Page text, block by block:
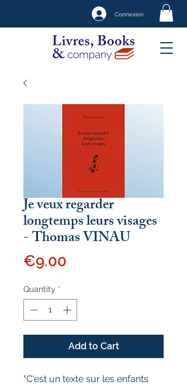
Connexion
Je veux regarder
longtemps leurs visages
- Thomas VINAU
€9.00
Quantity *
Add to Cart
"C'est un texte sur les enfants